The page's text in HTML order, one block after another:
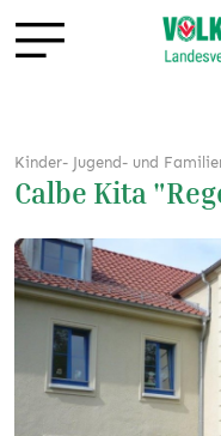
Kinder- Jugend- und
Calbe Kita